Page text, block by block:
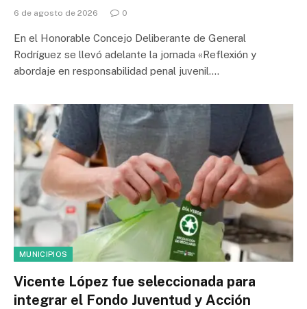
6 de agosto de 2026 0
En el Honorable Concejo Deliberante de General
Rodríguez se llevó adelante la jornada «Reflexión y
abordaje en responsabilidad penal juvenil.…
MUNICIPIOS
Vicente López fue seleccionada para
integrar el Fondo Juventud y Acción